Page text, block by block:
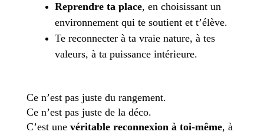
Reprendre ta place, en choisissant un
environnement qui te soutient et t’élève.
Te reconnecter à ta vraie nature, à tes
valeurs, à ta puissance intérieure.
Ce n’est pas juste du rangement.
Ce n’est pas juste de la déco.
C’est une véritable reconnexion à toi-même, à